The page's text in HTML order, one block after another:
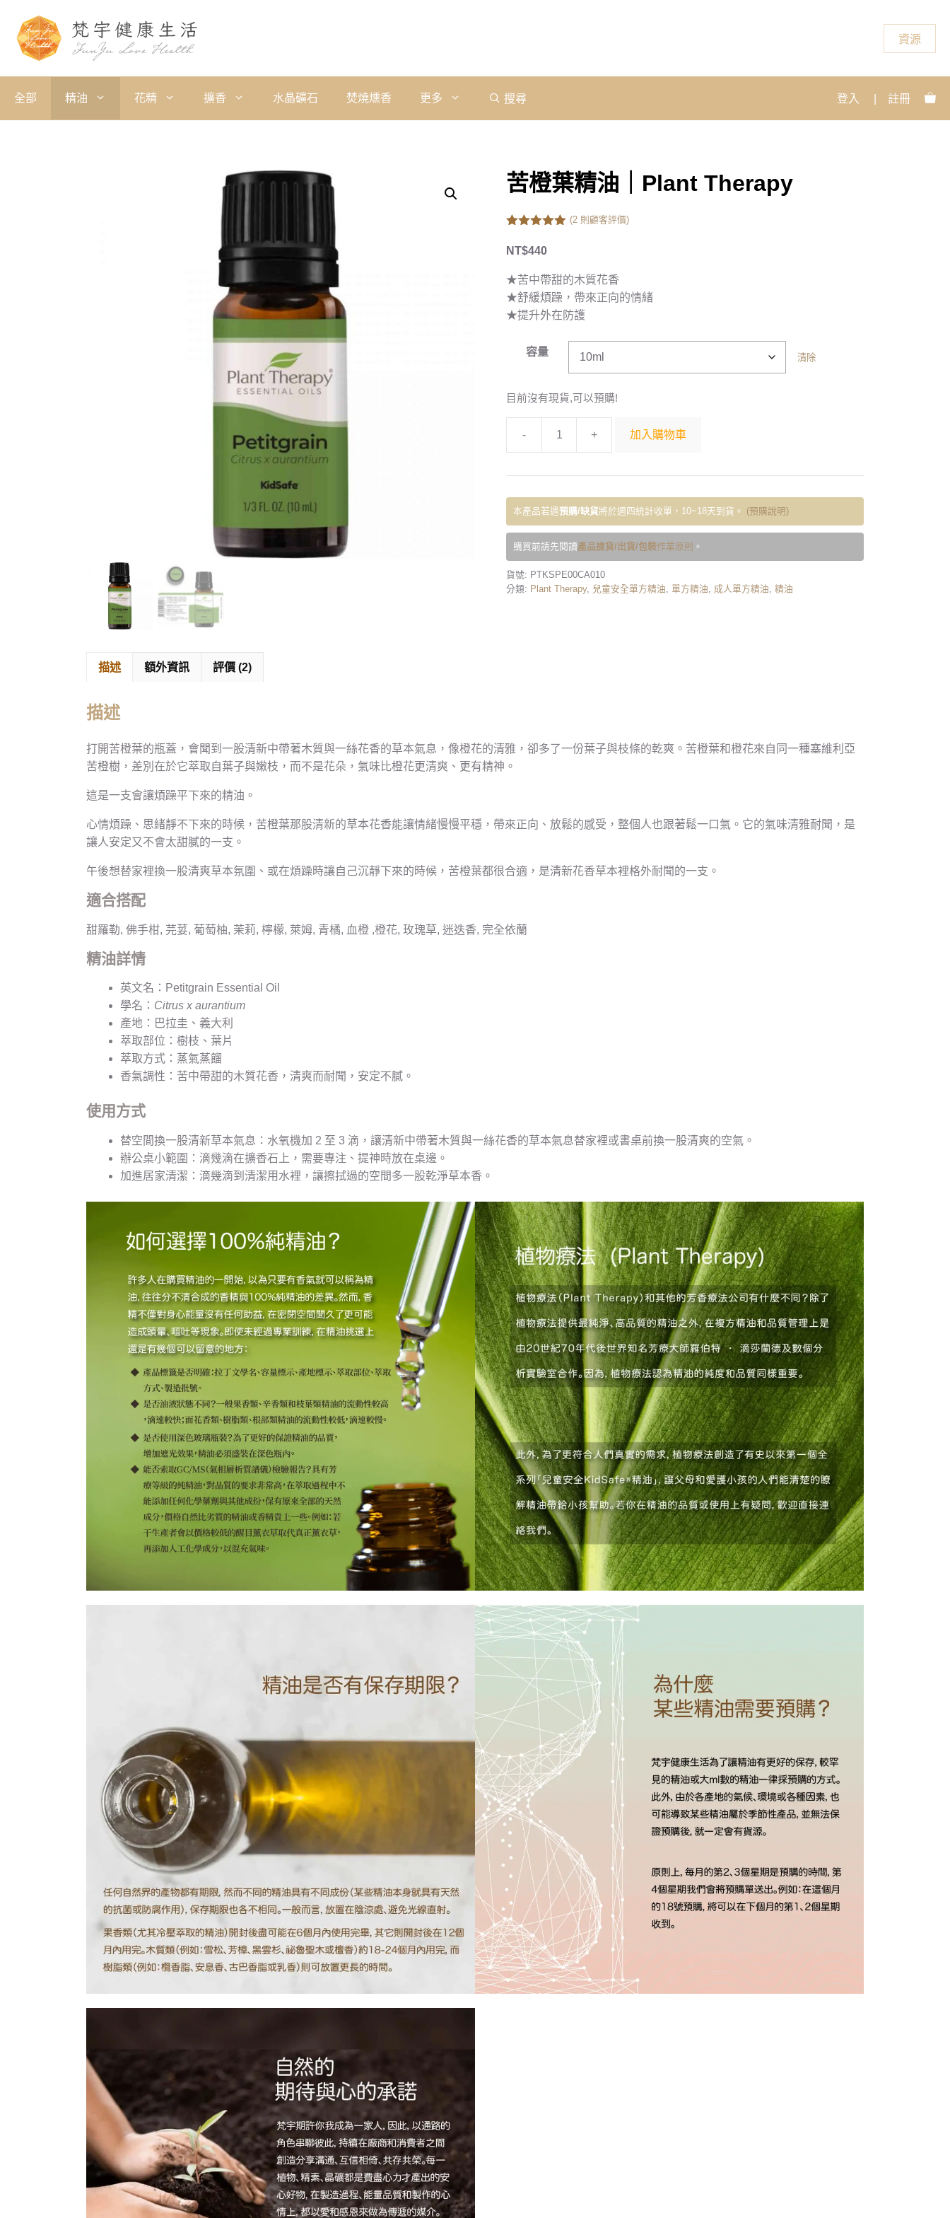
資源
全部 精油 花精 擴香 水晶礦石 焚燒燻香 更多 搜尋 登入 註冊
苦橙葉精油｜Plant Therapy
5
(2 則顧客評價)
NT$440
★苦中帶甜的木質花香
★舒緩煩躁，帶來正向的情緒
★提升外在防護
容量 清除
目前沒有現貨,可以預購!
- + 加入購物車
本產品若遇預購/缺貨將於週四統計收單，10~18天到貨。 (預購說明)
購買前請先閱讀產品撿貨/出貨/包裝作業原則 。
貨號: PTKSPE00CA010
分類: Plant Therapy, 兒童安全單方精油 單方精油 成人單方精油 精油
描述 額外資訊 評價 (2)
描述
打開苦橙葉的瓶蓋，會聞到一股清新中帶著木質與一絲花香的草本氣息，像橙花的清雅，卻多了一份葉子與枝條的乾爽。苦橙葉和橙花來自同一種塞維利亞
苦橙樹，差別在於它萃取自葉子與嫩枝，而不是花朵，氣味比橙花更清爽、更有精神。
這是一支會讓煩躁平下來的精油。
心情煩躁、思緒靜不下來的時候，苦橙葉那股清新的草本花香能讓情緒慢慢平穩，帶來正向、放鬆的感受，整個人也跟著鬆一口氣。它的氣味清雅耐聞，是
讓人安定又不會太甜膩的一支。
午後想替家裡換一股清爽草本氛圍、或在煩躁時讓自己沉靜下來的時候，苦橙葉都很合適，是清新花香草本裡格外耐聞的一支。
適合搭配
甜羅勒, 佛手柑, 芫荽, 葡萄柚, 茉莉, 檸檬, 萊姆, 青橘, 血橙 ,橙花, 玫瑰草, 迷迭香, 完全依蘭
精油詳情
英文名：Petitgrain Essential Oil
學名： Citrus x aurantium
產地：巴拉圭、義大利
萃取部位：樹枝、葉片
萃取方式：蒸氣蒸餾
香氣調性：苦中帶甜的木質花香，清爽而耐聞，安定不膩。
使用方式
替空間換一股清新草本氣息：水氧機加 2 至 3 滴，讓清新中帶著木質與一絲花香的草本氣息替家裡或書桌前換一股清爽的空氣。
辦公桌小範圍：滴幾滴在擴香石上，需要專注、提神時放在桌邊。
加進居家清潔：滴幾滴到清潔用水裡，讓擦拭過的空間多一股乾淨草本香。